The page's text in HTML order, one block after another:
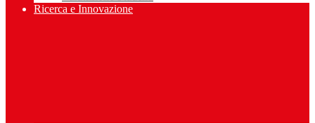
Ricerca e Innovazione